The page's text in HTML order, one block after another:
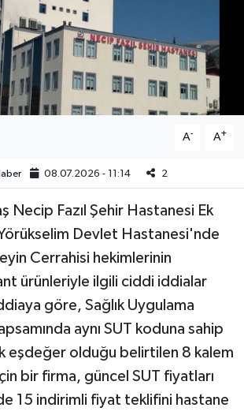
A- A+
08.07.2026 - 11:14 2
Necip Fazıl Şehir Hastanesi Ek
Devlet Hastanesi'nde
Cerrahisi hekimlerinin
ürünleriyle ilgili ciddi iddialar
göre, Sağlık Uygulama
aynı SUT koduna sahip
eşdeğer olduğu belirtilen 8 kalem
bir firma, güncel SUT fiyatları
15 indirimli fiyat teklifini hastane